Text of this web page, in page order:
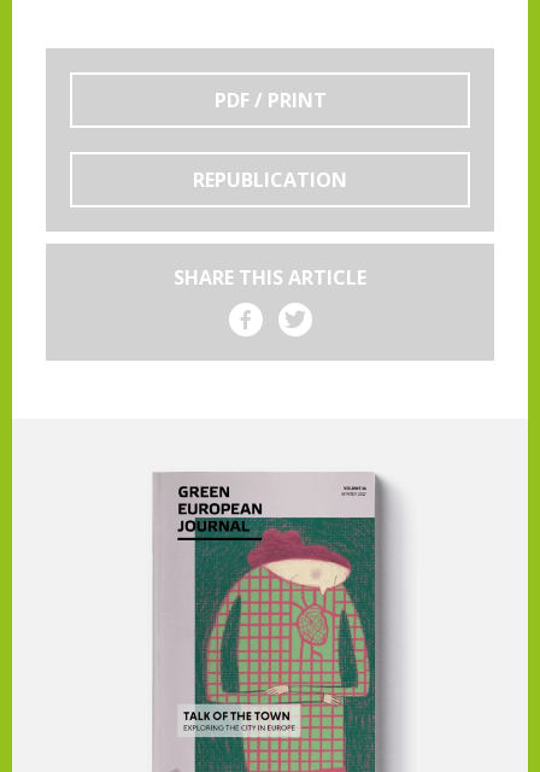
PDF / PRINT
REPUBLICATION
SHARE THIS ARTICLE
Share on Facebook
Share on Twitter